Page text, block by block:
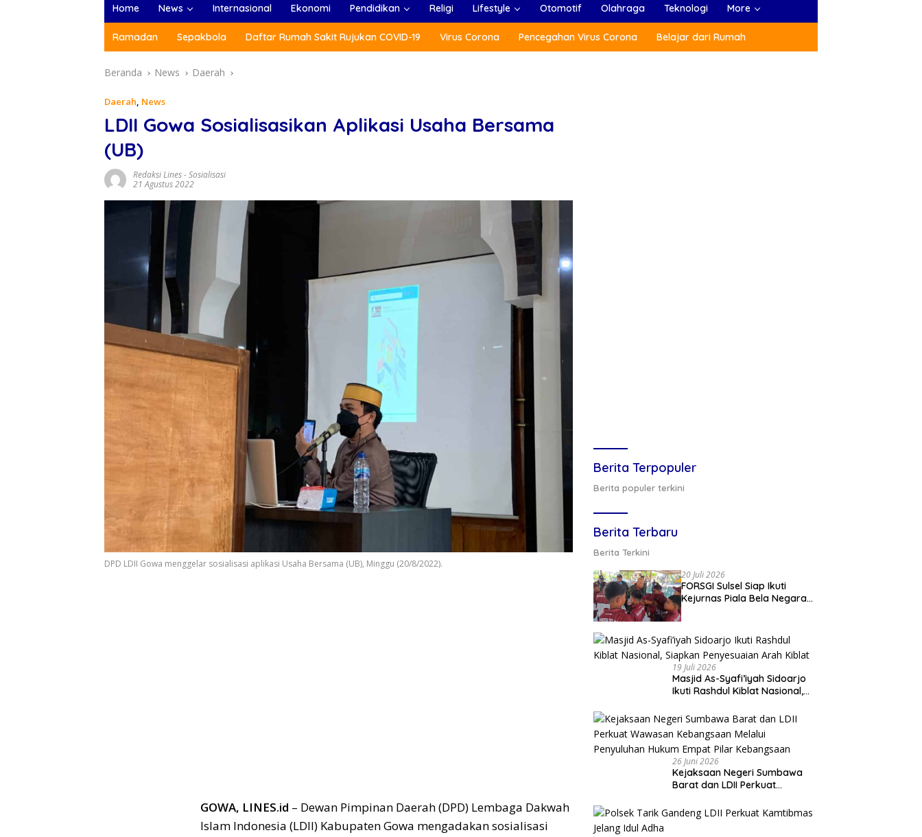
Home News Internasional Ekonomi Pendidikan Religi Lifestyle Otomotif Olahraga Teknologi More
Ramadan Sepakbola Daftar Rumah Sakit Rujukan COVID-19 Virus Corona Pencegahan Virus Corona Belajar dari Rumah
Beranda News Daerah
Daerah, News
LDII Gowa Sosialisasikan Aplikasi Usaha Bersama
(UB)
Redaksi Lines-Sosialisasi
21 Agustus 2022
DPD LDII Gowa menggelar sosialisasi aplikasi Usaha Bersama (UB), Minggu (20/8/2022).
GOWA, LINES.id – Dewan Pimpinan Daerah (DPD) Lembaga Dakwah
Islam Indonesia (LDII) Kabupaten Gowa mengadakan sosialisasi
Berita Terpopuler
Berita populer terkini
Berita Terbaru
Berita Terkini
20 Juli 2026
FORSGI Sulsel Siap Ikuti
Kejurnas Piala Bela Negara
19 Juli 2026
Masjid As-Syafi’iyah Sidoarjo
Ikuti Rashdul Kiblat Nasional,
Kiblat
26 Juni 2026
Kejaksaan Negeri Sumbawa
Barat dan LDII Perkuat
Penyuluhan Hukum Empat Pilar
Kebangsaan